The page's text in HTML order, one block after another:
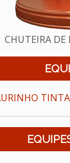
CHUTEIRA DE